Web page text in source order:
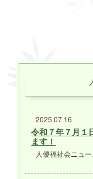
2025.07.16
令和７年７月１
ます！
人優福祉会ニュー